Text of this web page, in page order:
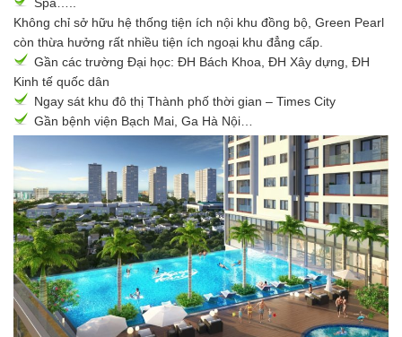
Không chỉ sở hữu hệ thống tiện ích nội khu đồng bộ, Green Pearl
còn thừa hưởng rất nhiều tiện ích ngoại khu đẳng cấp.
Gần các trường Đại học: ĐH Bách Khoa, ĐH Xây dựng, ĐH
Kinh tế quốc dân
Ngay sát khu đô thị Thành phố thời gian – Times City
Gần bệnh viện Bạch Mai, Ga Hà Nội…